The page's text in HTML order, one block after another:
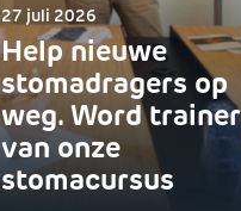
27 juli 2026
Help nieuwe
stomadragers op
weg. Word trainer
van onze
stomacursus